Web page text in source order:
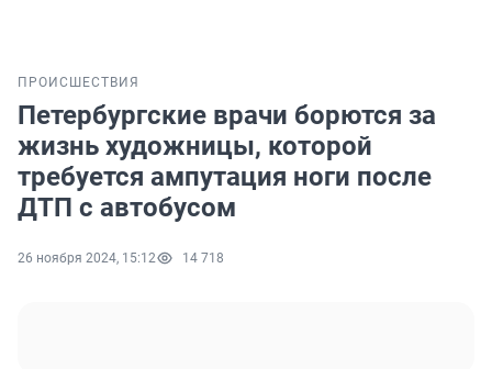
ПРОИСШЕСТВИЯ
Петербургские врачи борются за
жизнь художницы, которой
требуется ампутация ноги после
ДТП с автобусом
26 ноября 2024, 15:12 14 718